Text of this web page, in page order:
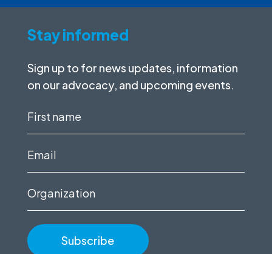
Stay informed
Sign up to for news updates, information
on our advocacy, and upcoming events.
First
Email
Organization